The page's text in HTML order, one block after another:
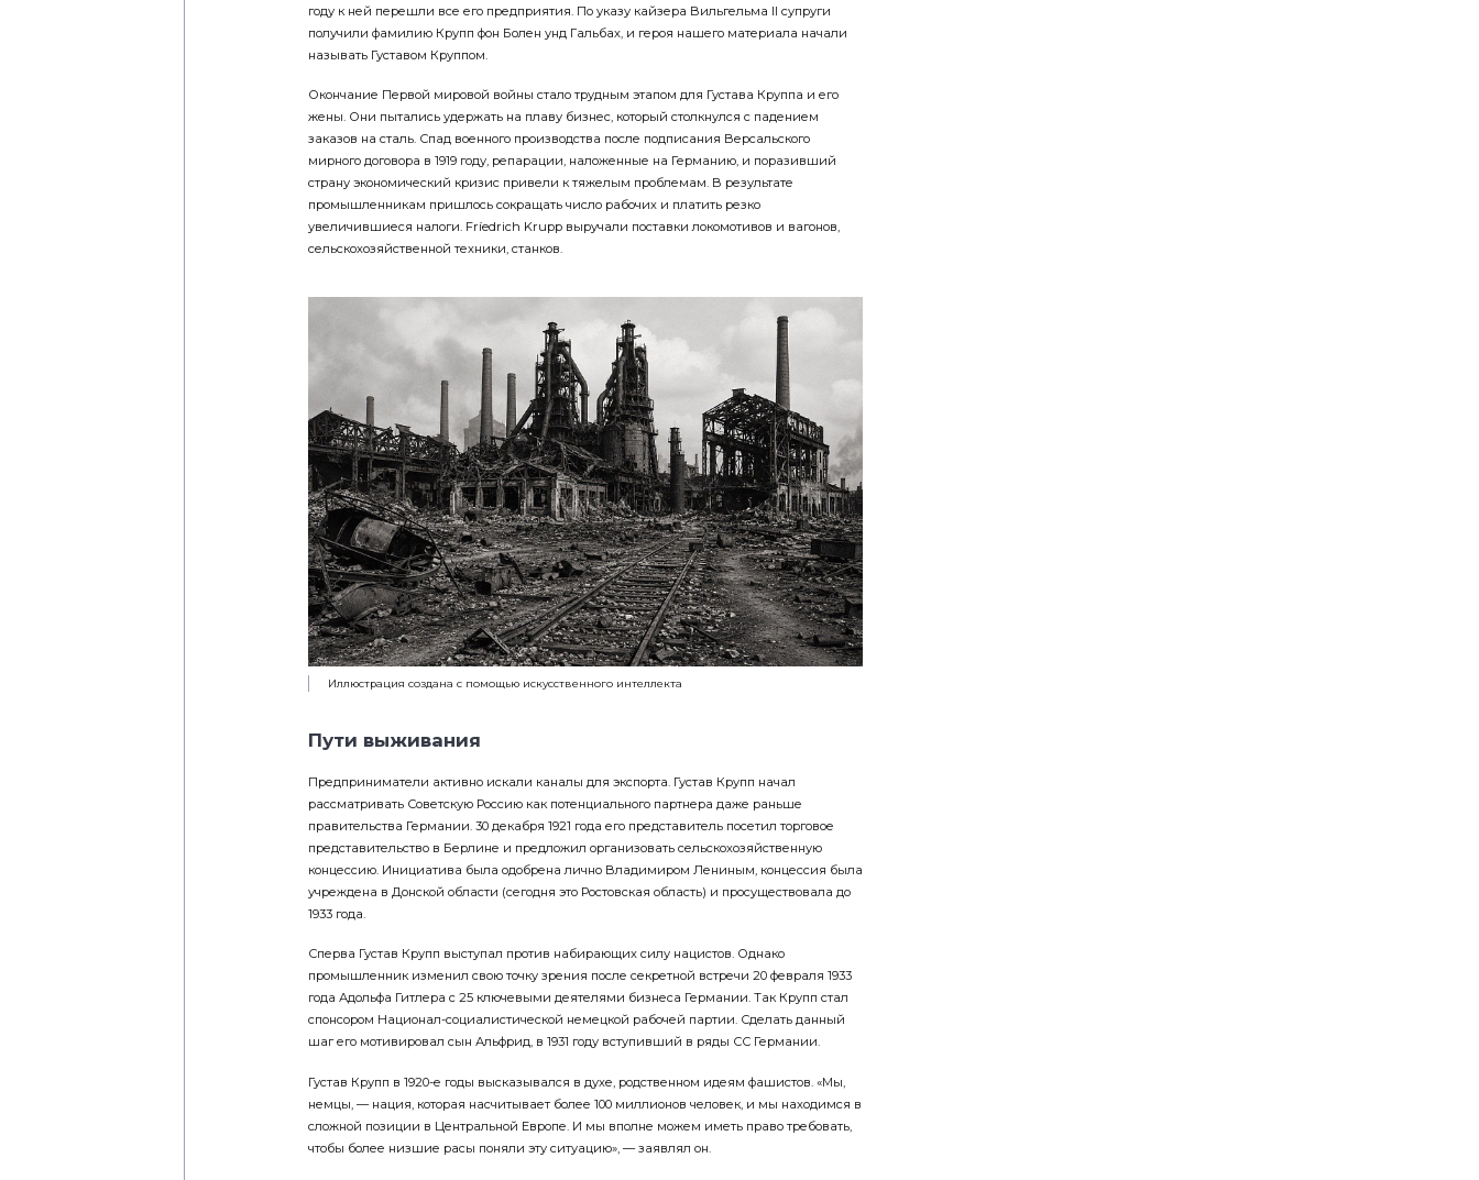
году к ней перешли все его предприятия. По указу кайзера Вильгельма II супруги
получили фамилию Крупп фон Болен унд Гальбах, и героя нашего материала начали
называть Густавом Круппом.
Окончание Первой мировой войны стало трудным этапом для Густава Круппа и его
жены. Они пытались удержать на плаву бизнес, который столкнулся с падением
заказов на сталь. Спад военного производства после подписания Версальского
мирного договора в 1919 году, репарации, наложенные на Германию, и поразивший
страну экономический кризис привели к тяжелым проблемам. В результате
промышленникам пришлось сокращать число рабочих и платить резко
увеличившиеся налоги. Fríedrich Krupp выручали поставки локомотивов и вагонов,
сельскохозяйственной техники, станков.
Иллюстрация создана с помощью искусственного интеллекта
Пути выживания
Предприниматели активно искали каналы для экспорта. Густав Крупп начал
рассматривать Советскую Россию как потенциального партнера даже раньше
правительства Германии. 30 декабря 1921 года его представитель посетил торговое
представительство в Берлине и предложил организовать сельскохозяйственную
концессию. Инициатива была одобрена лично Владимиром Лениным, концессия была
учреждена в Донской области (сегодня это Ростовская область) и просуществовала до
1933 года.
Сперва Густав Крупп выступал против набирающих силу нацистов. Однако
промышленник изменил свою точку зрения после секретной встречи 20 февраля 1933
года Адольфа Гитлера с 25 ключевыми деятелями бизнеса Германии. Так Крупп стал
спонсором Национал-социалистической немецкой рабочей партии. Сделать данный
шаг его мотивировал сын Альфрид, в 1931 году вступивший в ряды СС Германии.
Густав Крупп в 1920-е годы высказывался в духе, родственном идеям фашистов. «Мы,
немцы, — нация, которая насчитывает более 100 миллионов человек, и мы находимся в
сложной позиции в Центральной Европе. И мы вполне можем иметь право требовать,
чтобы более низшие расы поняли эту ситуацию», — заявлял он.